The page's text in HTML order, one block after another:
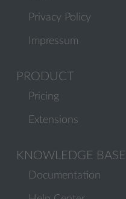
Privacy Policy
Impressum
PRODUCT
Pricing
Extensions
KNOWLEDGE BASE
Documentation